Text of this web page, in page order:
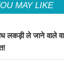
MAY LIKE
लकड़ी ले जाने वाले